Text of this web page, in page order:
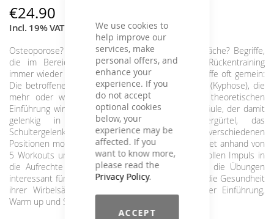
We use cookies to
help improve our
services, make
personal offers, and
enhance your
experience. If you
do not accept
optional cookies
below, your
experience may be
affected. If you
want to know more,
please read the
Privacy Policy.
ACCEPT
€24.90
Incl. 19% VAT Shipping Cost
Osteoporose? Wirbelverknöcherung? Haltungsschwäche? Begriffe,
die im Bereich rehabilitatives wie präventives Rückentraining
immer wieder auftauchen. Eines haben diese Begriffe oft gemein:
Die betroffene Person hat eine gebeugte Haltung (Kyphose), die
mehr oder weniger stark fixiert ist. Nach eine theoretischen
Einführung wird der gesamte Bereich Brustwirbelsäule, der damit
gelenkig in Verbindung stehende Schultergürtel, das
Schultergelenk, sowie die Halswirbelsäule in verschiedenen
Positionen mobilisiert und erwärmt. Diese DVD bietet anhand von
5 Workouts und einem Kurzprogramm einen sinnvollen Impuls in
die Aufrechte Körperhaltung. Darüber hinaus sind die Übungen
interessant für alle, die etwas für ihre Haltung und die Gesundheit
ihrer Wirbelsäule tun möchten. Inkl. theoretischer Einführung,
Warm up und Stretching